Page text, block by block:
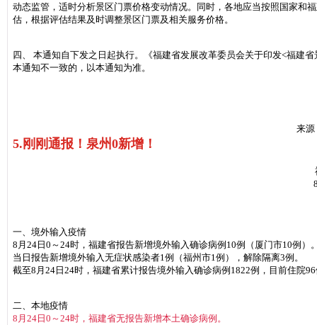
动态监管，适时分析景区门票价格变动情况。同时，各地应当按照国家和
估，根据评估结果及时调整景区门票及相关服务价格。
四、 本通知自下发之日起执行。《福建省发展改革委员会关于印发<福建
本通知不一致的，以本通知为准。
来源
5.刚刚通报！泉州0新增！
一、境外输入疫情
8月24日0～24时，福建省报告新增境外输入确诊病例10例（厦门市10例）
当日报告新增境外输入无症状感染者1例（福州市1例），解除隔离3例。
截至8月24日24时，福建省累计报告境外输入确诊病例1822例，目前住院
二、本地疫情
8月24日0～24时，福建省无报告新增本土确诊病例。